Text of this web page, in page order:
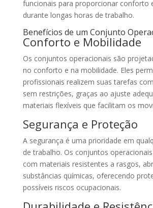
funcionais para proporcionar conforto
durante longas horas de trabalho.
Benefícios de um Conjunto
Conforto e Mobilidade
Os conjuntos operacionais são
no conforto e na mobilidade. Eles
profissionais realizem suas tarefas
sem restrições, graças ao ajuste
materiais flexíveis que facilitam os
Segurança e Proteção
A segurança é uma prioridade em
de trabalho. Os conjuntos
com materiais resistentes a rasgos,
substâncias químicas, oferecendo
possíveis riscos ocupacionais.